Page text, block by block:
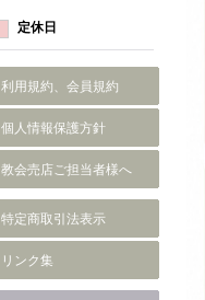
定休日
利用規約、会員規約
個人情報保護方針
教会売店ご担当者様へ
特定商取引法表示
リンク集